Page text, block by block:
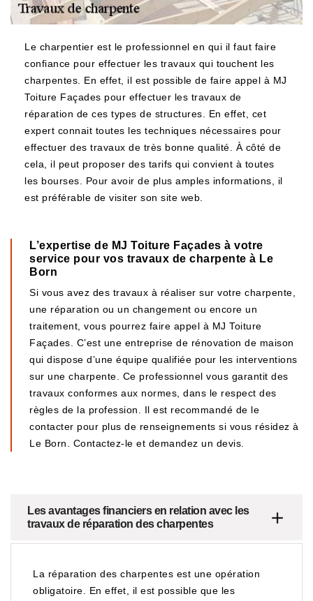
Le charpentier est le professionnel en qui il faut faire
confiance pour effectuer les travaux qui touchent les
charpentes. En effet, il est possible de faire appel à MJ
Toiture Façades pour effectuer les travaux de
réparation de ces types de structures. En effet, cet
expert connait toutes les techniques nécessaires pour
effectuer des travaux de très bonne qualité. À côté de
cela, il peut proposer des tarifs qui convient à toutes
les bourses. Pour avoir de plus amples informations, il
est préférable de visiter son site web.
L’expertise de MJ Toiture Façades à votre
service pour vos travaux de charpente à Le
Born
Si vous avez des travaux à réaliser sur votre charpente,
une réparation ou un changement ou encore un
traitement, vous pourrez faire appel à MJ Toiture
Façades. C’est une entreprise de rénovation de maison
qui dispose d’une équipe qualifiée pour les interventions
sur une charpente. Ce professionnel vous garantit des
travaux conformes aux normes, dans le respect des
règles de la profession. Il est recommandé de le
contacter pour plus de renseignements si vous résidez à
Le Born. Contactez-le et demandez un devis.
Les avantages financiers en relation avec les
travaux de réparation des charpentes
La réparation des charpentes est une opération
obligatoire. En effet, il est possible que les